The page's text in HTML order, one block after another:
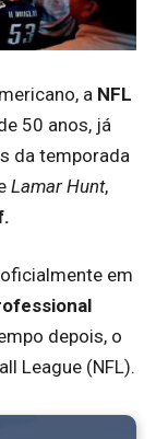
a NFL
50 anos, já
da temporada
Lamar Hunt,
em
depois, o
League (NFL).